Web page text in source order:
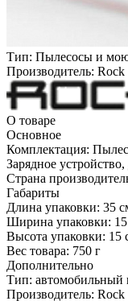
Тип: Пылесосы и
Производитель: Rock
О товаре
Основное
Комплектация:
Зарядное
Страна
Габариты
Длина упаковки: 35
Ширина упаковки:
Высота упаковки: 15
Вес товара: 750 г
Дополнительно
Тип: автомобильный
Производитель: Rock